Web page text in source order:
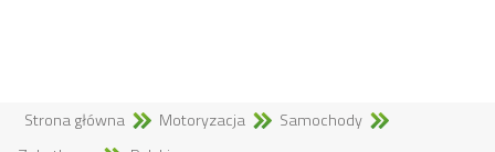
Strona główna Motoryzacja
Samochody